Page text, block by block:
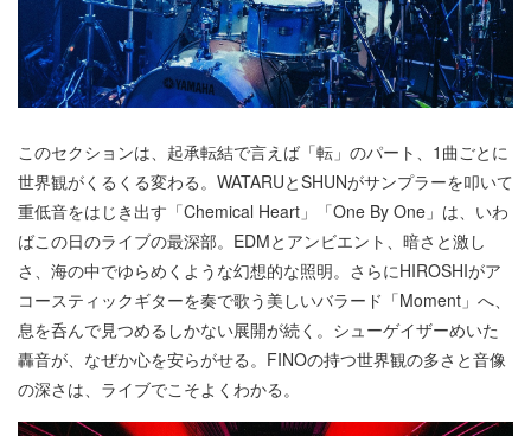
このセクションは、起承転結で言えば「転」のパート、1曲ごとに
世界観がくるくる変わる。WATARUとSHUNがサンプラーを叩いて
重低音をはじき出す「Chemical Heart」「One By One」は、いわ
ばこの日のライブの最深部。EDMとアンビエント、暗さと激し
さ、海の中でゆらめくような幻想的な照明。さらにHIROSHIがア
コースティックギターを奏で歌う美しいバラード「Moment」へ、
息を呑んで見つめるしかない展開が続く。シューゲイザーめいた
轟音が、なぜか心を安らがせる。FINOの持つ世界観の多さと音像
の深さは、ライブでこそよくわかる。